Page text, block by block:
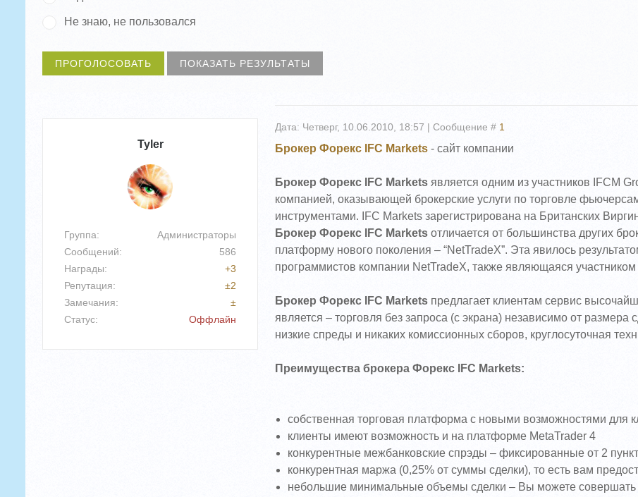
Не знаю, не пользовался
Tyler
Дата: Четверг, 10.06.2010, 18:57 | Сообщение # 1
Группа: Администраторы
Сообщений: 586
Награды:
3
+
Репутация:
2
±
Замечания:
±
Статус:
Оффлайн
Брокер Форекс IFC Markets - сайт компании
Брокер Форекс IFC Markets является одним из участников IFCM
компанией, оказывающей брокерские услуги по торговле
инструментами. IFC Markets зарегистрирована на Британских
Брокер Форекс IFC Markets отличается от большинства других
платформу нового поколения – “NetTradeX”. Эта явилось
программистов компании NetTradeX, также являющаяся участником
Брокер Форекс IFC Markets предлагает клиентам сервис
является – торговля без запроса (с экрана) независимо от
низкие спреды и никаких комиссионных сборов, круглосуточная
Преимущества брокера Форекс IFC Markets:
собственная торговая платформа с новыми возможностями для
клиенты имеют возможность и на платформе MetaTrader 4
конкурентные межбанковские спрэды – фиксированные от 2
конкурентная маржа (0,25% от суммы сделки), то есть вам
небольшие минимальные объемы сделки – Вы можете совершать